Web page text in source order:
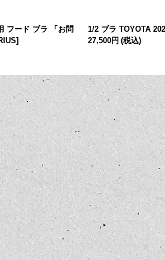
フード ブラ 「お問
]
1/2 ブラ TOYOTA
27,500円 (税込)